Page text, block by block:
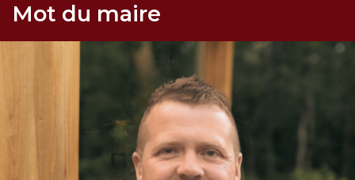
Mot du maire